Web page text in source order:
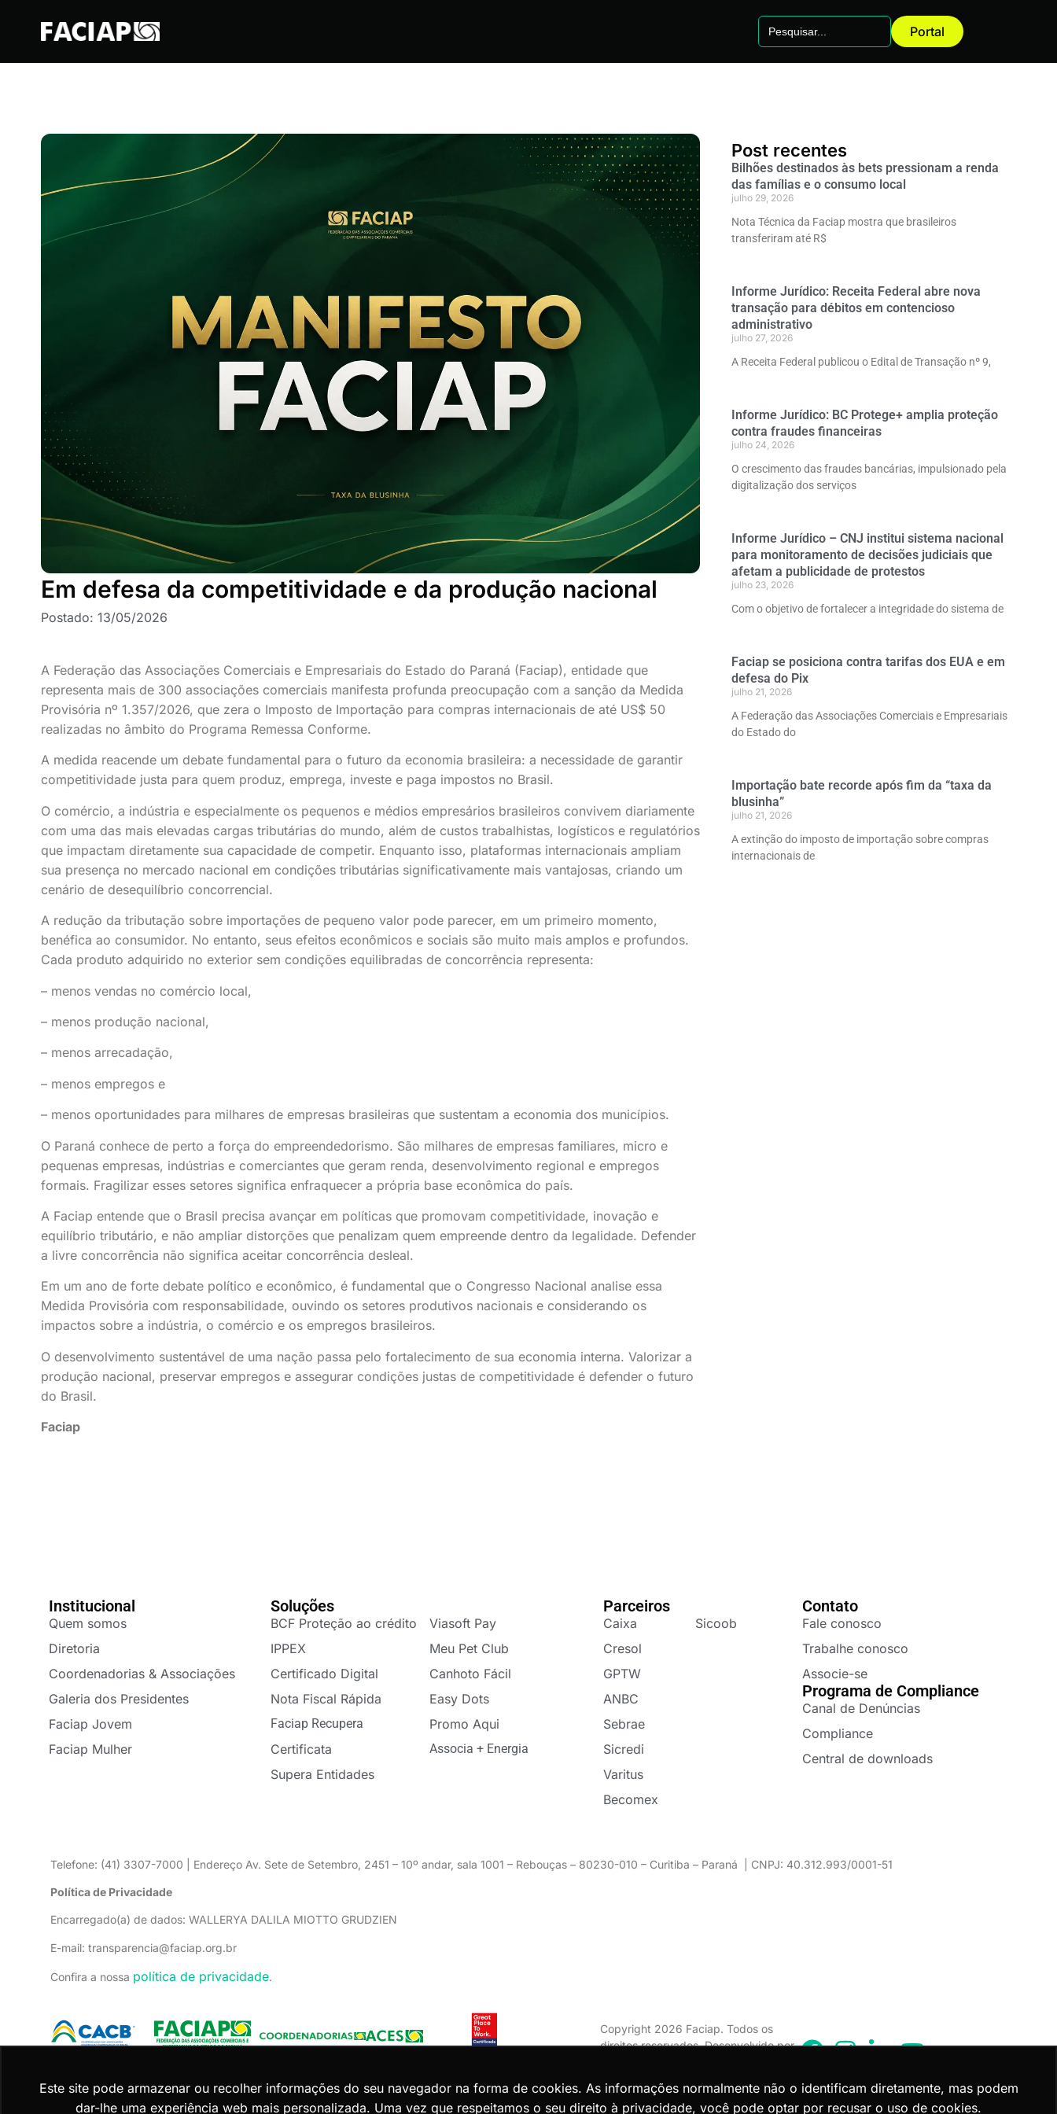
Este site pode armazenar ou recolher informações do seu navegador na forma de cookies. As informações normalmente não o identificam diretamente, mas podem
dar-lhe uma experiência web mais personalizada. Uma vez que respeitamos o seu direito à privacidade, você pode optar por recusar o uso de cookies.
FACIAPE
Search
for:
Portal
Em defesa da competitividade e da produção nacional
Postado: 13/05/2026
A Federação das Associações Comerciais e Empresariais do Estado do Paraná (Faciap), entidade que
representa mais de 300 associações comerciais manifesta profunda preocupação com a sanção da Medida
Provisória nº 1.357/2026, que zera o Imposto de Importação para compras internacionais de até US$ 50
realizadas no âmbito do Programa Remessa Conforme.
A medida reacende um debate fundamental para o futuro da economia brasileira: a necessidade de garantir
competitividade justa para quem produz, emprega, investe e paga impostos no Brasil.
O comércio, a indústria e especialmente os pequenos e médios empresários brasileiros convivem diariamente
com uma das mais elevadas cargas tributárias do mundo, além de custos trabalhistas, logísticos e regulatórios
que impactam diretamente sua capacidade de competir. Enquanto isso, plataformas internacionais ampliam
sua presença no mercado nacional em condições tributárias significativamente mais vantajosas, criando um
cenário de desequilíbrio concorrencial.
A redução da tributação sobre importações de pequeno valor pode parecer, em um primeiro momento,
benéfica ao consumidor. No entanto, seus efeitos econômicos e sociais são muito mais amplos e profundos.
Cada produto adquirido no exterior sem condições equilibradas de concorrência representa:
– menos vendas no comércio local,
– menos produção nacional,
– menos arrecadação,
– menos empregos e
– menos oportunidades para milhares de empresas brasileiras que sustentam a economia dos municípios.
O Paraná conhece de perto a força do empreendedorismo. São milhares de empresas familiares, micro e
pequenas empresas, indústrias e comerciantes que geram renda, desenvolvimento regional e empregos
formais. Fragilizar esses setores significa enfraquecer a própria base econômica do país.
A Faciap entende que o Brasil precisa avançar em políticas que promovam competitividade, inovação e
equilíbrio tributário, e não ampliar distorções que penalizam quem empreende dentro da legalidade. Defender
a livre concorrência não significa aceitar concorrência desleal.
Em um ano de forte debate político e econômico, é fundamental que o Congresso Nacional analise essa
Medida Provisória com responsabilidade, ouvindo os setores produtivos nacionais e considerando os
impactos sobre a indústria, o comércio e os empregos brasileiros.
O desenvolvimento sustentável de uma nação passa pelo fortalecimento de sua economia interna. Valorizar a
produção nacional, preservar empregos e assegurar condições justas de competitividade é defender o futuro
do Brasil.
Faciap
Post recentes
Bilhões destinados às bets pressionam a renda
das famílias e o consumo local
julho 29, 2026
Nota Técnica da Faciap mostra que brasileiros
transferiram até R$
Informe Jurídico: Receita Federal abre nova
transação para débitos em contencioso
administrativo
julho 27, 2026
A Receita Federal publicou o Edital de Transação nº 9,
Informe Jurídico: BC Protege+ amplia proteção
contra fraudes financeiras
julho 24, 2026
O crescimento das fraudes bancárias, impulsionado pela
digitalização dos serviços
Informe Jurídico – CNJ institui sistema nacional
para monitoramento de decisões judiciais que
afetam a publicidade de protestos
julho 23, 2026
Com o objetivo de fortalecer a integridade do sistema de
Faciap se posiciona contra tarifas dos EUA e em
defesa do Pix
julho 21, 2026
A Federação das Associações Comerciais e Empresariais
do Estado do
Importação bate recorde após fim da “taxa da
blusinha”
julho 21, 2026
A extinção do imposto de importação sobre compras
internacionais de
Institucional
Quem somos
Diretoria
Coordenadorias & Associações
Galeria dos Presidentes
Faciap Jovem
Faciap Mulher
Soluções
BCF Proteção ao crédito
IPPEX
Certificado Digital
Nota Fiscal Rápida
Faciap Recupera
Certificata
Supera Entidades
Viasoft Pay
Meu Pet Club
Canhoto Fácil
Easy Dots
Promo Aqui
Associa + Energia
Parceiros
Caixa
Cresol
GPTW
ANBC
Sebrae
Sicredi
Varitus
Becomex
Sicoob
Contato
Fale conosco
Trabalhe conosco
Associe-se
Programa de Compliance
Canal de Denúncias
Compliance
Central de downloads
Telefone: (41) 3307-7000 | Endereço Av. Sete de Setembro, 2451 – 10º andar, sala 1001 – Rebouças – 80230-010 – Curitiba – Paraná | CNPJ: 40.312.993/0001-51
Política de Privacidade
Encarregado(a) de dados: WALLERYA DALILA MIOTTO GRUDZIEN
E-mail: transparencia@faciap.org.br
Confira a nossa política de privacidade.
Copyright 2026 Faciap. Todos os
direitos reservados. Desenvolvido por